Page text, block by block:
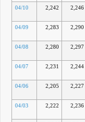
04/10 2,242 2,246
04/09 2,283 2,290
04/08 2,280 2,297
04/07 2,231 2,244
04/06 2,205 2,227
04/03 2,222 2,236